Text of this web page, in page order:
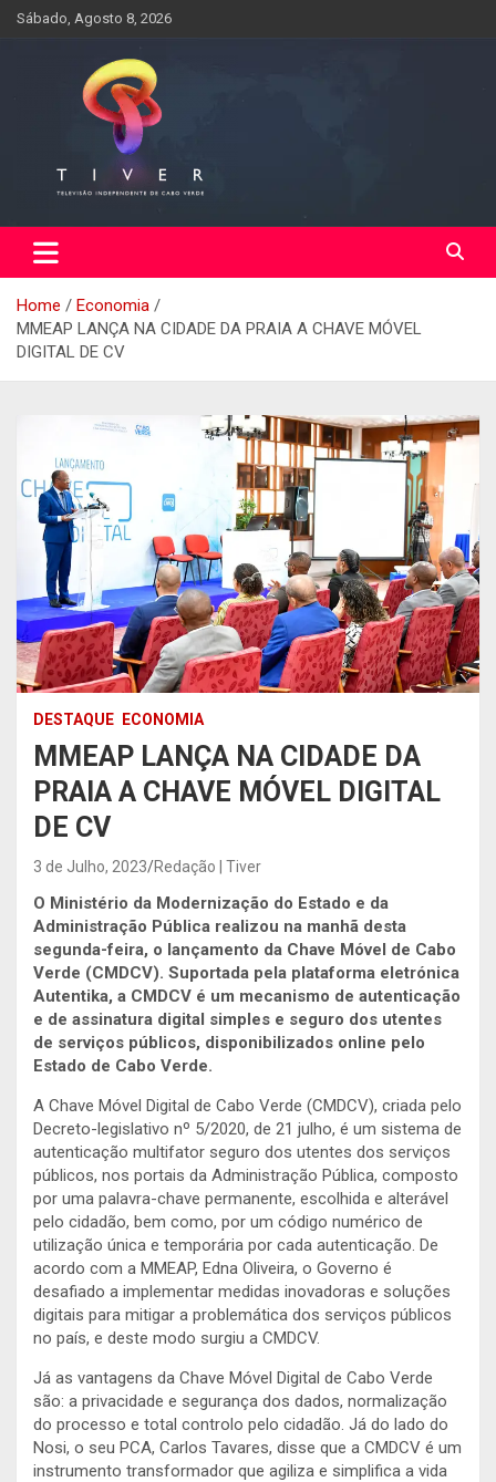
SkipSábado, Agosto 8, 2026
Home
Economia
MMEAP LANÇA NA CIDADE DA PRAIA A CHAVE MÓVEL
DIGITAL DE CV
DESTAQUE ECONOMIA
MMEAP LANÇA NA CIDADE DA
PRAIA A CHAVE MÓVEL DIGITAL
DE CV
3 de Julho, 2023 Redação | Tiver
O Ministério da Modernização do Estado e da
Administração Pública realizou na manhã desta
segunda-feira, o lançamento da Chave Móvel de Cabo
Verde (CMDCV). Suportada pela plataforma eletrónica
Autentika, a CMDCV é um mecanismo de autenticação
e de assinatura digital simples e seguro dos utentes
de serviços públicos, disponibilizados online pelo
Estado de Cabo Verde.
A Chave Móvel Digital de Cabo Verde (CMDCV), criada pelo
Decreto-legislativo nº 5/2020, de 21 julho, é um sistema de
autenticação multifator seguro dos utentes dos serviços
públicos, nos portais da Administração Pública, composto
por uma palavra-chave permanente, escolhida e alterável
pelo cidadão, bem como, por um código numérico de
utilização única e temporária por cada autenticação. De
acordo com a MMEAP, Edna Oliveira, o Governo é
desafiado a implementar medidas inovadoras e soluções
digitais para mitigar a problemática dos serviços públicos
no país, e deste modo surgiu a CMDCV.
Já as vantagens da Chave Móvel Digital de Cabo Verde
são: a privacidade e segurança dos dados, normalização
do processo e total controlo pelo cidadão. Já do lado do
Nosi, o seu PCA, Carlos Tavares, disse que a CMDCV é um
instrumento transformador que agiliza e simplifica a vida